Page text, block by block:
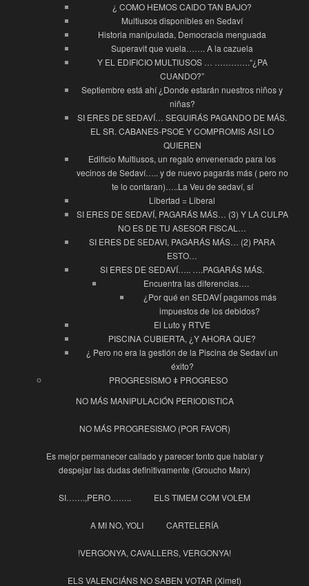
¿ COMO HEMOS CAIDO TAN BAJO?
Multiusos disponibles en Sedaví
Historia manipulada, Democracia menguada
Superavit que vuela……. A la cazuela
Y EL EDIFICIO MULTIUSOS … ………….“¿PA
CUANDO?”
Septiembre está ahí ¿Donde estarán nuestros niños y
niñas?
SI ERES DE SEDAVÍ… SEGUIRÁS PAGANDO DE MÁS.
EL SR. CABANES-PSOE Y COMPROMIS ASI LO
QUIEREN
Edificio Multiusos, un regalo envenenado para los
vecinos de Sedaví….. y de nuevo pagarás más ( pero no
te lo contaran)…..La Veu de sedaví, sí
Libertad = Liberal
SI ERES DE SEDAVÍ, PAGARÁS MÁS… (3) Y LA CULPA
NO ES DE TU ASESOR FISCAL…
SI ERES DE SEDAVI, PAGARÁS MÁS… (2) PARA
ESTO…
SI ERES DE SEDAVÍ….. ….PAGARÁS MÁS.
Encuentra las diferencias….
¿Por qué en SEDAVÍ pagamos más
impuestos de los debidos?
El Luto y RTVE
PISCINA CUBIERTA, ¿Y AHORA QUE?
¿ Pero no era la gestión de la Piscina de Sedaví un
éxito?
PROGRESISMO ǂ PROGRESO
NO MÁS MANIPULACIÓN PERIODISTICA
NO MÁS PROGRESISMO (POR FAVOR)
Es mejor permanecer callado y parecer tonto que hablar y
despejar las dudas definitivamente (Groucho Marx)
SI…….,PERO…….. ELS TIMEM COM VOLEM
A MI NO, YOLI CARTELERÍA
!VERGONYA, CAVALLERS, VERGONYA!
ELS VALENCIÁNS NO SABEN VOTAR (Ximet)